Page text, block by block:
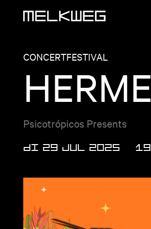
CONCERTFESTIVAL
Psicotrópicos Presents
DI 29 JUL 2025